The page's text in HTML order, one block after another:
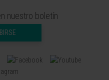
nuestro boletín